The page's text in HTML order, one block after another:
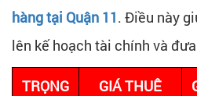
hàng tại Quận 11. Điều này
lên kế hoạch tài chính và
TRỌNG
GIÁ THUÊ